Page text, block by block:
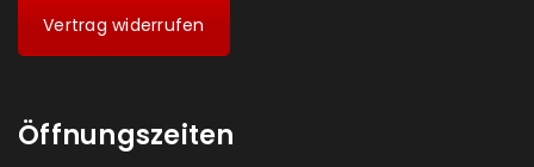
Vertrag widerrufen
Öffnungszeiten